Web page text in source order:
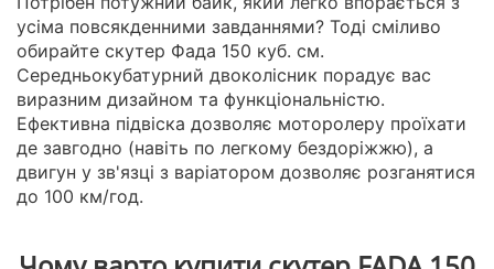
усіма повсякденними завданнями? Тоді сміливо
обирайте скутер Фада 150 куб. см.
Середньокубатурний двоколісник порадує вас
виразним дизайном та функціональністю.
Ефективна підвіска дозволяє моторолеру проїхати
де завгодно (навіть по легкому бездоріжжю), а
двигун у зв'язці з варіатором дозволяє розганятися
до 100 км/год.